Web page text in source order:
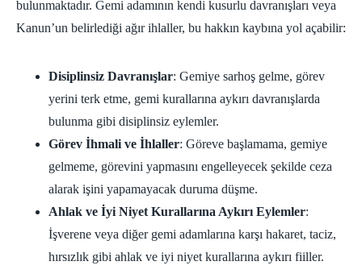
bulunmaktadır. Gemi adamının kendi kusurlu davranışları veya
Kanun’un belirlediği ağır ihlaller, bu hakkın kaybına yol açabilir:
Disiplinsiz Davranışlar: Gemiye sarhoş gelme, görev
yerini terk etme, gemi kurallarına aykırı davranışlarda
bulunma gibi disiplinsiz eylemler.
Görev İhmali ve İhlaller: Göreve başlamama, gemiye
gelmeme, görevini yapmasını engelleyecek şekilde ceza
alarak işini yapamayacak duruma düşme.
Ahlak ve İyi Niyet Kurallarına Aykırı Eylemler:
İşverene veya diğer gemi adamlarına karşı hakaret, taciz,
hırsızlık gibi ahlak ve iyi niyet kurallarına aykırı fiiller.